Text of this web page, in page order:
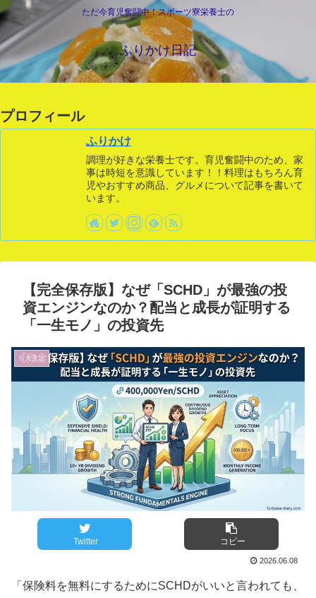
ただ今育児奮闘中！スポーツ寮栄養士の
ふりかけ日記
プロフィール
ふりかけ
調理が好きな栄養士です。育児奮闘中のため、家
事は時短を意識しています！！料理はもちろん育
児やおすすめ商品、グルメについて記事を書いて
います。
【完全保存版】なぜ「SCHD」が最強の投
資エンジンなのか？配当と成長が証明する
「一生モノ」の投資先
６大支出
Twitter コピー
2026.06.08
「保険料を無料にするためにSCHDがいいと言われても、